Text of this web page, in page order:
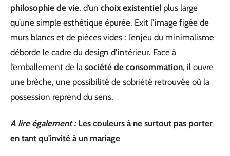
philosophie de vie, d’un choix existentiel plus large
qu’une simple esthétique épurée. Exit l’image figée de
murs blancs et de pièces vides : l’enjeu du minimalisme
déborde le cadre du design d’intérieur. Face à
l’emballement de la société de consommation, il ouvre
une brèche, une possibilité de sobriété retrouvée où la
possession reprend du sens.
A lire également : Les couleurs à ne surtout pas porter
en tant qu'invité à un mariage